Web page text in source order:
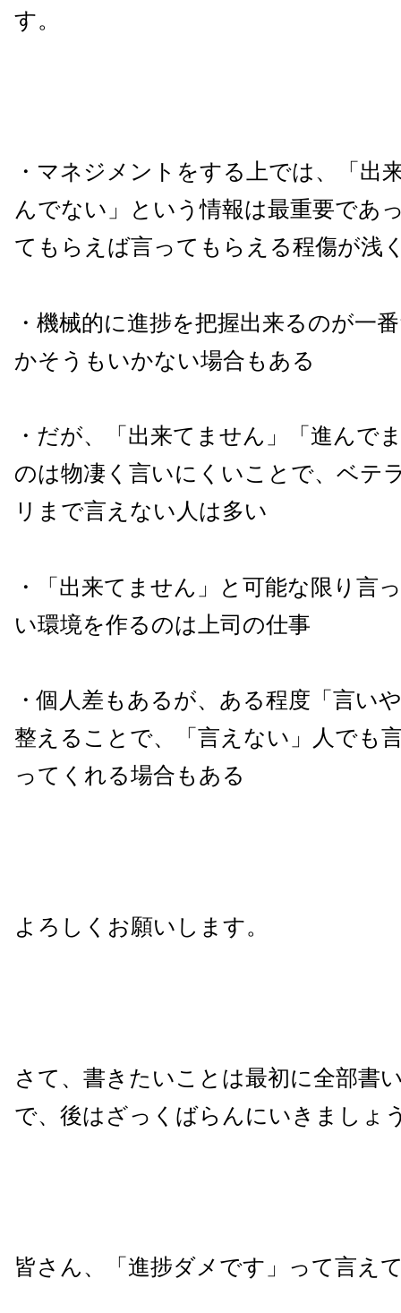
す。
・マネジメントをする上では、「出
んでない」という情報は最重要であ
てもらえば言ってもらえる程傷が浅
・機械的に進捗を把握出来るのが一
かそうもいかない場合もある
・だが、「出来てません」「進んで
のは物凄く言いにくいことで、ベテ
リまで言えない人は多い
・「出来てません」と可能な限り言
い環境を作るのは上司の仕事
・個人差もあるが、ある程度「言い
整えることで、「言えない」人でも
ってくれる場合もある
よろしくお願いします。
さて、書きたいことは最初に全部書
で、後はざっくばらんにいきましょ
皆さん、「進捗ダメです」って言え